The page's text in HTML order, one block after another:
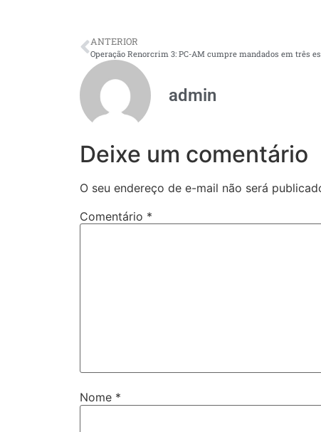
ANTERIOR
admin
Deixe um comentário
O seu endereço de e-mail não será
Comentário *
Nome *